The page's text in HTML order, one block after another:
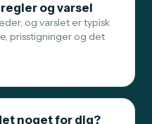
og varsel
og varslet er typisk
prisstigninger og det
noget for dig?